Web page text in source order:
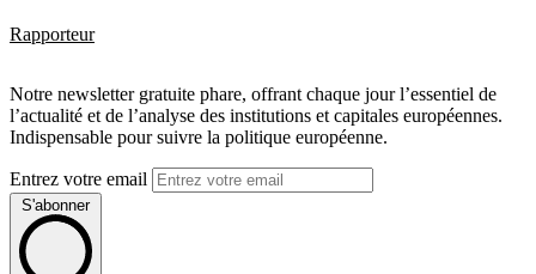
Rapporteur
Notre newsletter gratuite phare, offrant chaque jour l’essentiel de
l’actualité et de l’analyse des institutions et capitales européennes.
Indispensable pour suivre la politique européenne.
Entrez votre email
S'abonner